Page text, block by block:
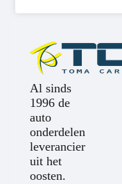
Al sinds
1996 de
auto
onderdelen
leverancier
uit het
oosten.